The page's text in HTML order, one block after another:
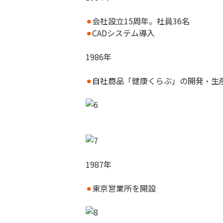
⚫︎会社設立15周年。社員36名
⚫︎CADシステム導入
1986年
⚫︎自社商品「健康くらぶ」の開発・生
1987年
⚫︎東京営業所を開設